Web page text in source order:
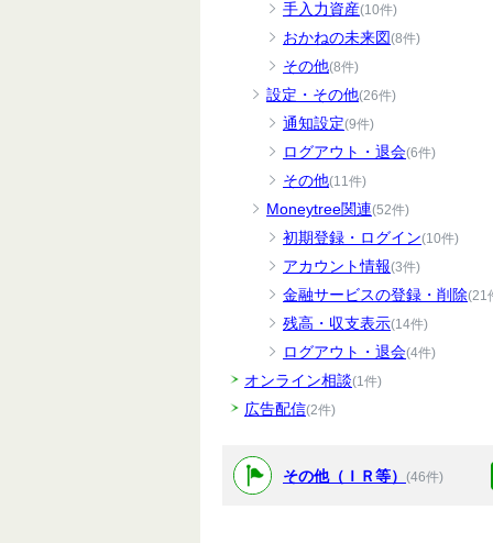
手入力資産(10件)
おかねの未来図(8件)
その他(8件)
設定・その他(26件)
通知設定(9件)
ログアウト・退会(6件)
その他(11件)
Moneytree関連(52件)
初期登録・ログイン(10件)
アカウント情報(3件)
金融サービスの登録・削除(21
残高・収支表示(14件)
ログアウト・退会(4件)
オンライン相談(1件)
広告配信(2件)
その他（ＩＲ等） (46件)